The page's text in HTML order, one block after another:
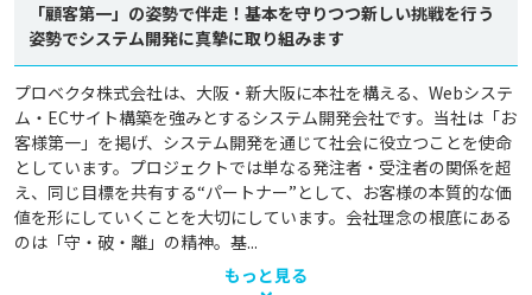
「顧客第一」の姿勢で伴走！基本を守りつつ新しい挑戦を行う
姿勢でシステム開発に真摯に取り組みます
プロベクタ株式会社は、大阪・新大阪に本社を構える、Webシステ
ム・ECサイト構築を強みとするシステム開発会社です。当社は「お
客様第一」を掲げ、システム開発を通じて社会に役立つことを使命
としています。プロジェクトでは単なる発注者・受注者の関係を超
え、同じ目標を共有する“パートナー”として、お客様の本質的な価
値を形にしていくことを大切にしています。会社理念の根底にある
のは「守・破・離」の精神。基...
もっと見る